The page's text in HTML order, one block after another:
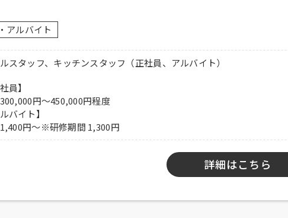
夜手当有り、社保完備、制服貸与、社内割引有り、子ども手当あり
つき月額10,000円）、交通費一部支給（上限50,000円／月）
プ
アルバイト
スタッフ、キッチンスタッフ（正社員、アルバイト）
員】
円～450,000円程度
ルバイト】
円～※研修期間 1,300円
詳細はこちら